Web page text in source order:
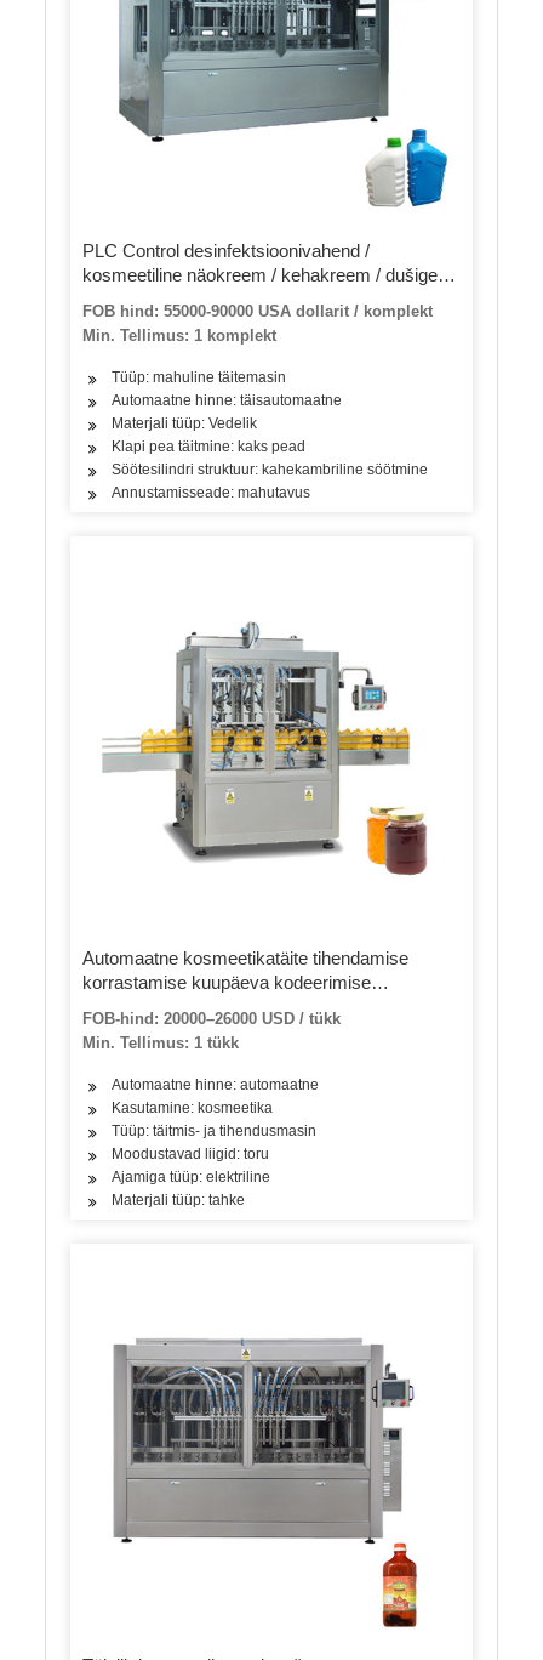
PLC Control desinfektsioonivahend /
kosmeetiline näokreem / kehakreem / dušigeeli
etüülalkoholiga käte desinfitseerimisgeel /
vedelseebi täitmise masin
FOB hind: 55000-90000 USA dollarit / komplekt
Min. Tellimus: 1 komplekt
Tüüp: mahuline täitemasin
Automaatne hinne: täisautomaatne
Materjali tüüp: Vedelik
Klapi pea täitmine: kaks pead
Söötesilindri struktuur: kahekambriline söötmine
Annustamisseade: mahutavus
Automaatne kosmeetikatäite tihendamise
korrastamise kuupäeva kodeerimise
FOB-hind: 20000–26000 USD / tükk
Min. Tellimus: 1 tükk
Automaatne hinne: automaatne
Kasutamine: kosmeetika
Tüüp: täitmis- ja tihendusmasin
Moodustavad liigid: toru
Ajamiga tüüp: elektriline
Materjali tüüp: tahke